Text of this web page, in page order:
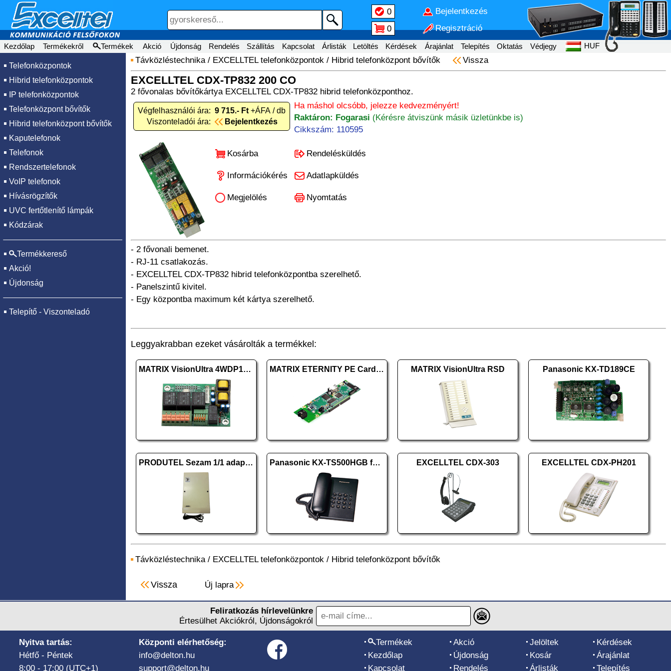
0
0
Bejelentkezés
Regisztráció
Kezdőlap Termékekről Termékek Akció Újdonság Rendelés Szállítás Kapcsolat Árlisták Letöltés Kérdések Árajánlat Telepítés Oktatás Védjegy HUF
Telefonközpontok
Hibrid telefonközpontok
IP telefonközpontok
Telefonközpont bővítők
Hibrid telefonközpont bővítők
Kaputelefonok
Telefonok
Rendszertelefonok
VoIP telefonok
Hívásrögzítők
UVC fertőtlenítő lámpák
Kódzárak
Termékkereső
Akció!
Újdonság
Telepítő - Viszonteladó
Távközléstechnika/ EXCELLTEL telefonközpontok / Hibrid telefonközpont bővítők Vissza
EXCELLTEL CDX-TP832 200 CO
2 fővonalas bővítőkártya EXCELLTEL CDX-TP832 hibrid telefonközponthoz.
Végfelhasználói ára: 9 715.- Ft +ÁFA / db
Viszonteladói ára:
Bejelentkezés
Ha máshol olcsóbb, jelezze kedvezményért!
Raktáron: Fogarasi (Kérésre átviszünk másik üzletünkbe is)
Cikkszám: 110595
Kosárba Rendelésküldés
Információkérés Adatlapküldés
Megjelölés Nyomtatás
- 2 fővonali bemenet.
- RJ-11 csatlakozás.
- EXCELLTEL CDX-TP832 hibrid telefonközpontba szerelhető.
- Panelszintű kivitel.
- Egy központba maximum két kártya szerelhető.
Leggyakrabban ezeket vásárolták a termékkel:
MATRIX VisionUltra 4WDP1+DOP3 MATRIX ETERNITY PE Card VoIP8 MATRIX VisionUltra RSD Panasonic KX-TD189CE
PRODUTEL Sezam 1/1 adapter Panasonic KX-TS500HGB fekete EXCELLTEL CDX-303 EXCELLTEL CDX-PH201
Távközléstechnika/ EXCELLTEL telefonközpontok / Hibrid telefonközpont bővítők
Vissza Új lapra
Feliratkozás hírlevelünkre
Értesülhet Akciókról, Újdonságokról
Nyitva tartás:
Hétfő - Péntek
8:00 - 17:00 (UTC+1)
Központi elérhetőség:
info@delton.hu
support@delton.hu
Termékek
Kezdőlap
Kapcsolat
Akció
Újdonság
Rendelés
Jelöltek
Kosár
Árlisták
Kérdések
Árajánlat
Telepítés